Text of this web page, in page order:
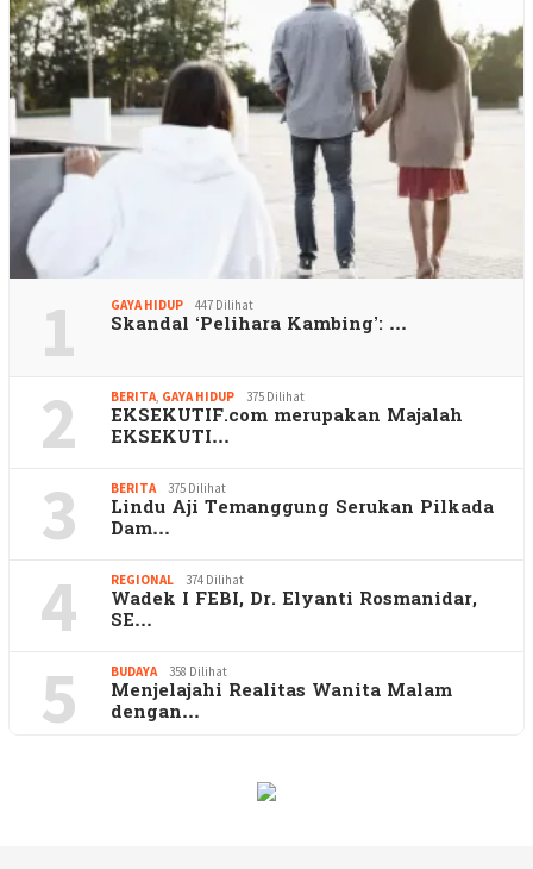
1 GAYA HIDUP 447 Dilihat
Skandal ‘Pelihara Kambing’: …
2 BERITA, GAYA HIDUP 375 Dilihat
EKSEKUTIF.com merupakan Majalah
EKSEKUTI…
3 BERITA 375 Dilihat
Lindu Aji Temanggung Serukan Pilkada
Dam…
4 REGIONAL 374 Dilihat
Wadek I FEBI, Dr. Elyanti Rosmanidar,
SE…
5 BUDAYA 358 Dilihat
Menjelajahi Realitas Wanita Malam
dengan…